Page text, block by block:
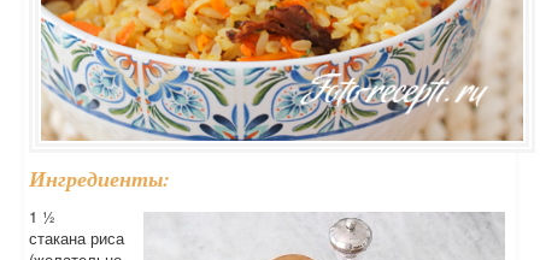
Ингредиенты:
1 ½
стакана риса